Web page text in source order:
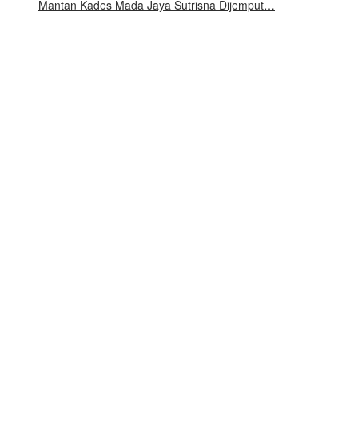
Mantan Kades Mada Jaya Sutrisna Dijemput…